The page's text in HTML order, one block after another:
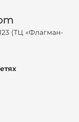
(ТЦ «Флагман-